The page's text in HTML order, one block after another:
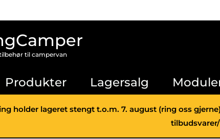
til campervan
Produkter Lagersalg
holder lageret stengt t.o.m. 7. august (ring oss